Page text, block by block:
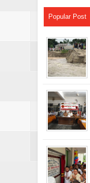
Popular Post